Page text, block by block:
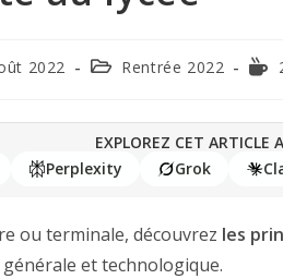
2022 Rentrée 2022
EXPLOREZ CET ARTICLE
Perplexity Grok
ou terminale, découvrez les
et technologique.